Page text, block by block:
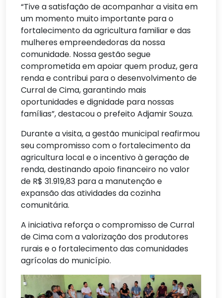
“Tive a satisfação de acompanhar a visita em
um momento muito importante para o
fortalecimento da agricultura familiar e das
mulheres empreendedoras da nossa
comunidade. Nossa gestão segue
comprometida em apoiar quem produz, gera
renda e contribui para o desenvolvimento de
Curral de Cima, garantindo mais
oportunidades e dignidade para nossas
famílias”, destacou o prefeito Adjamir Souza.
Durante a visita, a gestão municipal reafirmou
seu compromisso com o fortalecimento da
agricultura local e o incentivo à geração de
renda, destinando apoio financeiro no valor
de R$ 31.919,83 para a manutenção e
expansão das atividades da cozinha
comunitária.
A iniciativa reforça o compromisso de Curral
de Cima com a valorização dos produtores
rurais e o fortalecimento das comunidades
agrícolas do município.